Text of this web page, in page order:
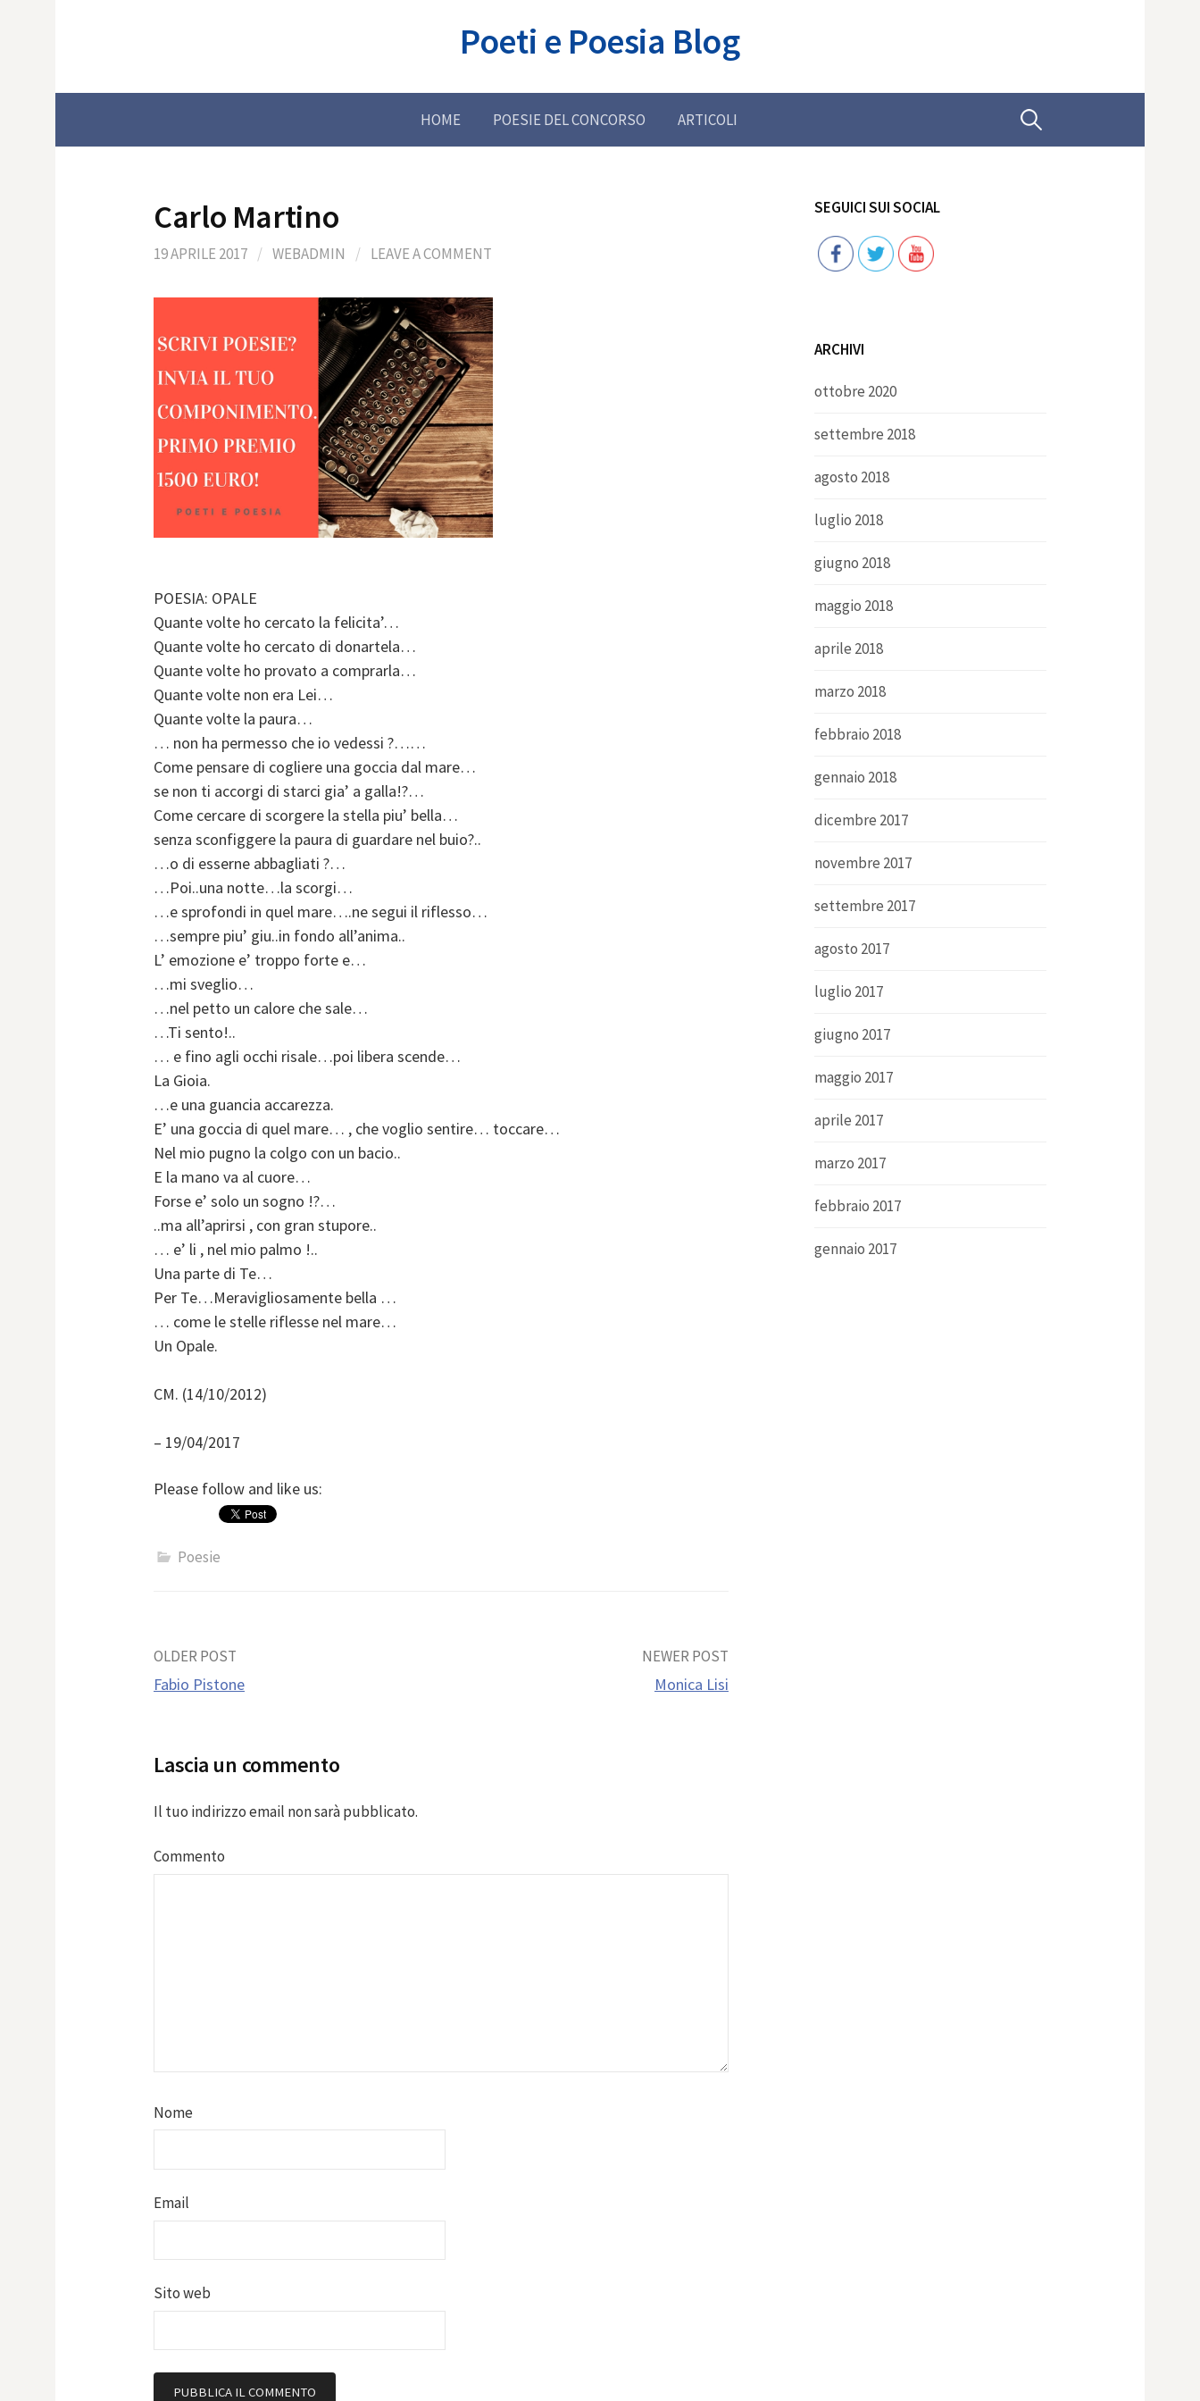
Poeti e Poesia Blog
HOME POESIE DEL CONCORSO ARTICOLI Ricerca
Carlo Martino
19 APRILE 2017 / WEBADMIN / LEAVE A COMMENT
POESIA: OPALE
Quante volte ho cercato la felicita’…
Quante volte ho cercato di donartela…
Quante volte ho provato a comprarla…
Quante volte non era Lei…
Quante volte la paura…
… non ha permesso che io vedessi ?……
Come pensare di cogliere una goccia dal mare…
se non ti accorgi di starci gia’ a galla!?…
Come cercare di scorgere la stella piu’ bella…
senza sconfiggere la paura di guardare nel buio?..
…o di esserne abbagliati ?…
…Poi..una notte…la scorgi…
…e sprofondi in quel mare….ne segui il riflesso…
…sempre piu’ giu..in fondo all’anima..
L’ emozione e’ troppo forte e…
…mi sveglio…
…nel petto un calore che sale…
…Ti sento!..
… e fino agli occhi risale…poi libera scende…
La Gioia.
…e una guancia accarezza.
E’ una goccia di quel mare… , che voglio sentire… toccare…
Nel mio pugno la colgo con un bacio..
E la mano va al cuore…
Forse e’ solo un sogno !?…
..ma all’aprirsi , con gran stupore..
… e’ li , nel mio palmo !..
Una parte di Te…
Per Te…Meravigliosamente bella …
… come le stelle riflesse nel mare…
Un Opale.
CM. (14/10/2012)
– 19/04/2017
Please follow and like us:
Poesie
Post
OLDER POST
Fabio Pistone
NEWER POST
Monica Lisi
Lascia un commento
Il tuo indirizzo email non sarà pubblicato.
Commento
Nome
Email
Sito web
SEGUICI SUI SOCIAL
Follow
ARCHIVI
ottobre 2020
settembre 2018
agosto 2018
luglio 2018
giugno 2018
maggio 2018
aprile 2018
marzo 2018
febbraio 2018
gennaio 2018
dicembre 2017
novembre 2017
settembre 2017
agosto 2017
luglio 2017
giugno 2017
maggio 2017
aprile 2017
marzo 2017
febbraio 2017
gennaio 2017